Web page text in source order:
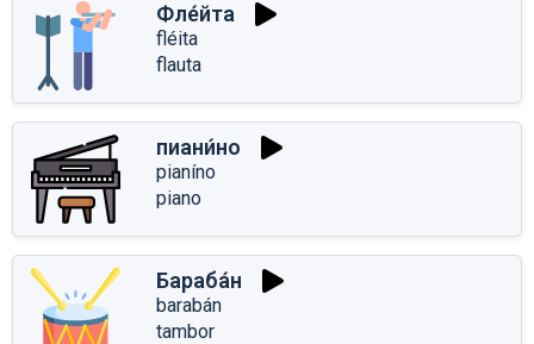
Фле́йта
fléita
flauta
пиани́но
pianíno
piano
Бараба́н
barabán
tambor